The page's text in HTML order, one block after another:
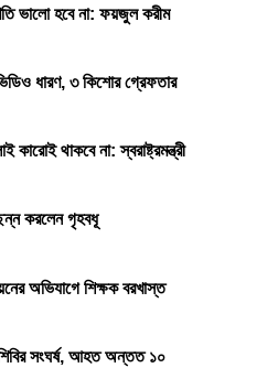
ভালো হবে না: ফয়জুল করীম
ধারণ, ৩ কিশোর গ্রেফতার
থাকবে না: স্বরাষ্ট্রমন্ত্রী
করলেন গৃহবধূ
অভিযাগে শিক্ষক বরখাস্ত
সংঘর্ষ, আহত অন্তত ১০